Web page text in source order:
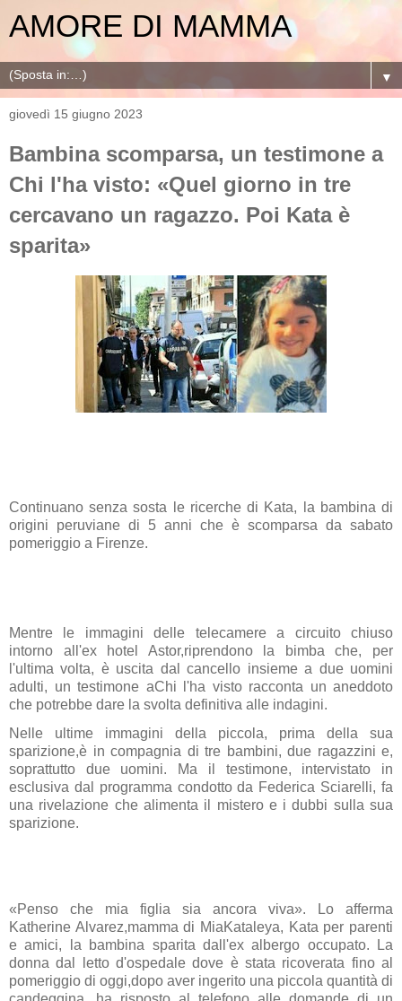
AMORE DI MAMMA
▼
giovedì 15 giugno 2023
Bambina scomparsa, un testimone a
Chi l'ha visto: «Quel giorno in tre
cercavano un ragazzo. Poi Kata è
sparita»
Continuano senza sosta le ricerche di Kata, la bambina di
origini peruviane di 5 anni che è scomparsa da sabato
pomeriggio a Firenze.
Mentre le immagini delle telecamere a circuito chiuso
intorno all'ex hotel Astor,riprendono la bimba che, per
l'ultima volta, è uscita dal cancello insieme a due uomini
adulti, un testimone aChi l'ha visto racconta un aneddoto
che potrebbe dare la svolta definitiva alle indagini.
Nelle ultime immagini della piccola, prima della sua
sparizione,è in compagnia di tre bambini, due ragazzini e,
soprattutto due uomini. Ma il testimone, intervistato in
esclusiva dal programma condotto da Federica Sciarelli, fa
una rivelazione che alimenta il mistero e i dubbi sulla sua
sparizione.
«Penso che mia figlia sia ancora viva». Lo afferma
Katherine Alvarez,mamma di MiaKataleya, Kata per parenti
e amici, la bambina sparita dall'ex albergo occupato. La
donna dal letto d'ospedale dove è stata ricoverata fino al
pomeriggio di oggi,dopo aver ingerito una piccola quantità di